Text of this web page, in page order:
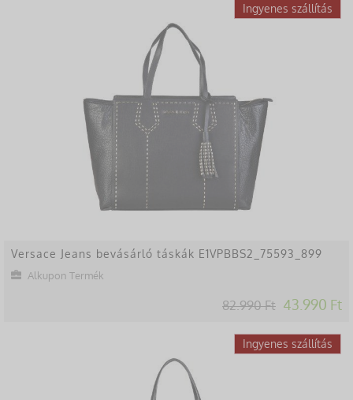
Lekésted
Ingyenes szállítás
Versace Jeans bevásárló táskák E1VPBBS2_75593_899
Alkupon Termék
82.990 Ft 43.990 Ft
Lekésted
Ingyenes szállítás